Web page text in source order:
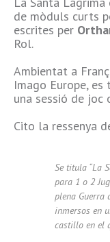
de mòduls curts
escrites per
Rol.
Ambientat a
Imago Europe,
una sessió de
Cito la ressenya
Se titula “La
para 1 o 2
plena Guerra
inmersos en
castillo en el